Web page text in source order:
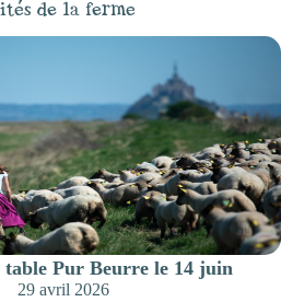
de la ferme
Pur Beurre le 14 juin
29 avril 2026